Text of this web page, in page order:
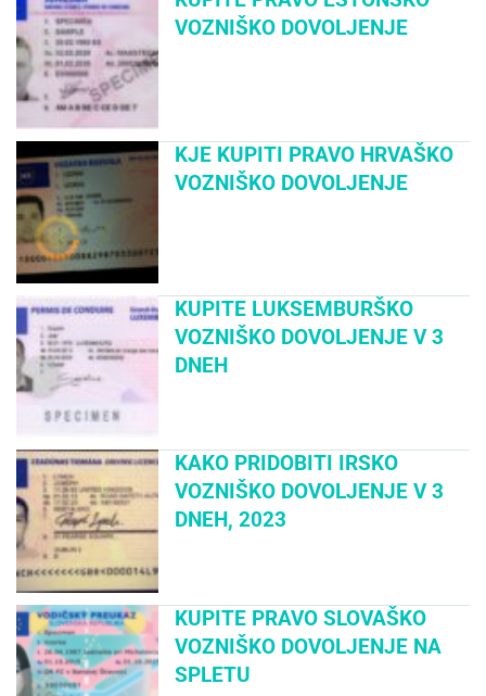
VOZNIŠKO DOVOLJENJE
KJE KUPITI PRAVO HRVAŠKO
VOZNIŠKO DOVOLJENJE
KUPITE LUKSEMBURŠKO
VOZNIŠKO DOVOLJENJE V 3
DNEH
KAKO PRIDOBITI IRSKO
VOZNIŠKO DOVOLJENJE V 3
DNEH, 2023
KUPITE PRAVO SLOVAŠKO
VOZNIŠKO DOVOLJENJE NA
SPLETU